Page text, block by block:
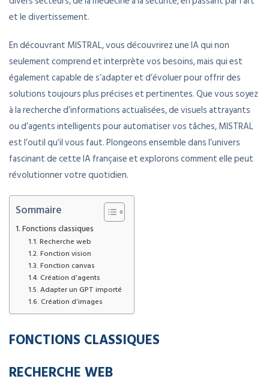
et le divertissement.
En découvrant MISTRAL, vous découvrirez une IA qui non
seulement comprend et interprète vos besoins, mais qui est
également capable de s’adapter et d’évoluer pour offrir des
solutions toujours plus précises et pertinentes. Que vous soyez
à la recherche d’informations actualisées, de visuels attrayants
ou d’agents intelligents pour automatiser vos tâches, MISTRAL
est l’outil qu’il vous faut. Plongeons ensemble dans l’univers
fascinant de cette IA française et explorons comment elle peut
révolutionner votre quotidien.
Sommaire
Fonctions classiques
Recherche web
Fonction vision
Fonction canvas
Création d’agents
Adapter un GPT importé
Création d’images
FONCTIONS CLASSIQUES
RECHERCHE WEB